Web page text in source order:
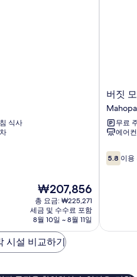
식사
현
재
요
금
₩207,856
₩207,856
총 요금: ₩225,271
세금 및 수수료 포함
8월 10일 ~ 8월 11일
버
짓
모
터
인
마
호
버짓
무료
에어컨
10
점
이
449
5.8 이용
시설 비교하기